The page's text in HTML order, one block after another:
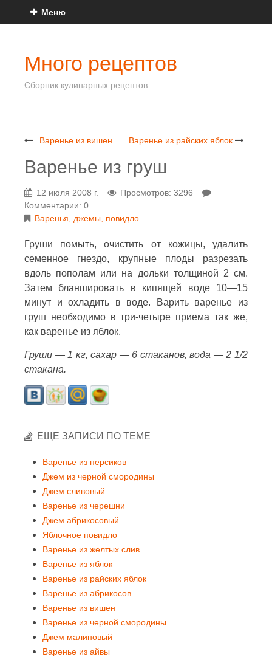
Меню
Много рецептов
Сборник кулинарных рецептов
Варенье из вишен Варенье из райских яблок
Варенье из груш
12 июля 2008 г.
Просмотров: 3296
Комментарии: 0
Варенья, джемы, повидло
Груши помыть, очистить от кожицы, удалить
семенное гнездо, крупные плоды разрезать
вдоль пополам или на дольки толщиной 2 см.
Затем бланшировать в кипящей воде 10—15
минут и охладить в воде. Варить варенье из
груш необходимо в три-четыре приема так же,
как варенье из яблок.
Груши — 1 кг, сахар — 6 стаканов, вода — 2 1/2
стакана.
ЕЩЕ ЗАПИСИ ПО ТЕМЕ
Варенье из персиков
Джем из черной смородины
Джем сливовый
Варенье из черешни
Джем абрикосовый
Яблочное повидло
Варенье из желтых слив
Варенье из яблок
Варенье из райских яблок
Варенье из абрикосов
Варенье из вишен
Варенье из черной смородины
Джем малиновый
Варенье из айвы